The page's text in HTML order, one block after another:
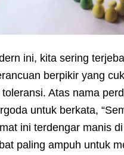
ini, kita sering
berpikir yang
Atas nama
untuk berkata,
ini terdengar manis
paling ampuh untuk